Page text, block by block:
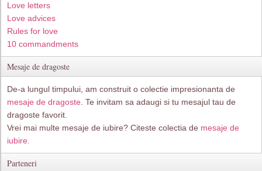
Love letters
Love advices
Rules for love
10 commandments
Mesaje de dragoste
De-a lungul timpului, am construit o colectie impresionanta de
mesaje de dragoste . Te invitam sa adaugi si tu mesajul tau de
dragoste favorit.
Vrei mai multe mesaje de iubire? Citeste colectia de mesaje de
iubire.
Parteneri